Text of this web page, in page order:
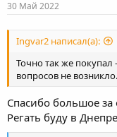
30 Май 2022
Ingvar2 написал(а):
Точно так же
вопросов не возникло.
Спасибо большое за
Регать буду в Днепре